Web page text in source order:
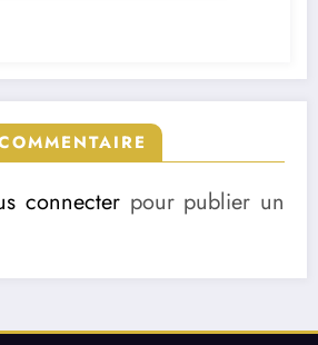
connecter pour publier un